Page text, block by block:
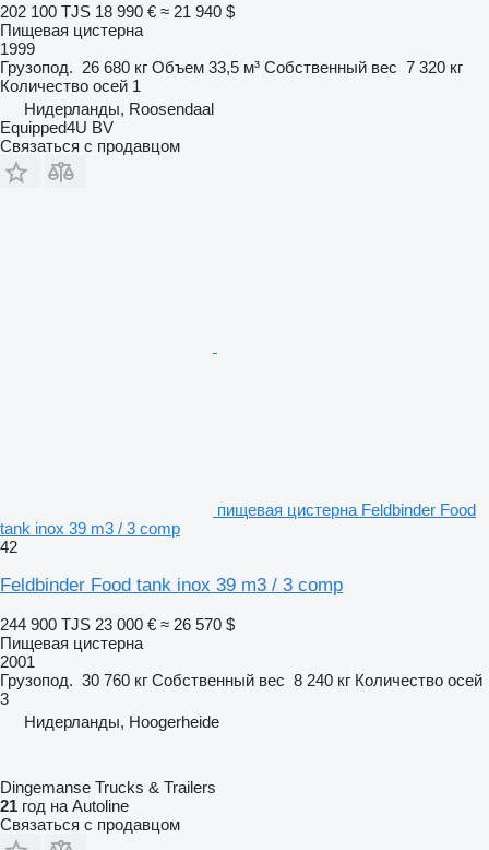
202 100 TJS 18 990 € ≈ 21 940 $
Пищевая цистерна
1999
Грузопод. 26 680 кг Объем 33,5 м³ Собственный вес 7 320 кг
Количество осей 1
Нидерланды, Roosendaal
Equipped4U BV
Связаться с продавцом
пищевая цистерна Feldbinder Food
tank inox 39 m3 / 3 comp
42
Feldbinder Food tank inox 39 m3 / 3 comp
244 900 TJS 23 000 € ≈ 26 570 $
Пищевая цистерна
2001
Грузопод. 30 760 кг Собственный вес 8 240 кг Количество осей
3
Нидерланды, Hoogerheide
Dingemanse Trucks & Trailers
21 год на Autoline
Связаться с продавцом